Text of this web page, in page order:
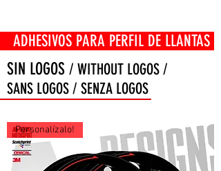
PARA PERFIL DE LLANTAS
SIN LOGOS / WITHOUT LOGOS /
SANS LOGOS / SENZA LOGOS
Personalízalo!